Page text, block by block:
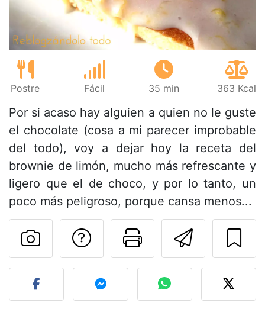
Postre Fácil 35 min 363 Kcal
Por si acaso hay alguien a quien no le guste
el chocolate (cosa a mi parecer improbable
del todo), voy a dejar hoy la receta del
brownie de limón, mucho más refrescante y
ligero que el de choco, y por lo tanto, un
poco más peligroso, porque cansa menos...
Imprimir
Preguntar al autor
Publicar la foto de esta